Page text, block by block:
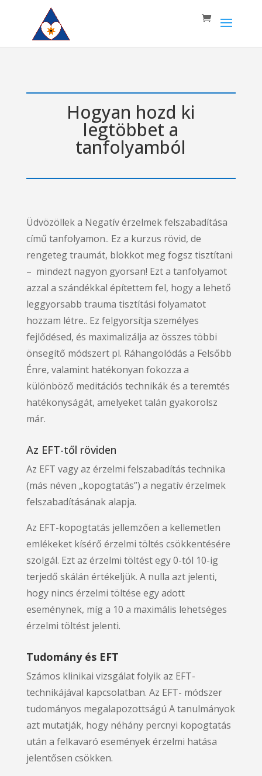
Hogyan hozd ki
legtöbbet a
tanfolyamból
Üdvözöllek a Negatív érzelmek felszabadítása
című tanfolyamon.. Ez a kurzus rövid, de
rengeteg traumát, blokkot meg fogsz tisztítani
– mindezt nagyon gyorsan! Ezt a tanfolyamot
azzal a szándékkal építettem fel, hogy a lehető
leggyorsabb trauma tisztítási folyamatot
hozzam létre.. Ez felgyorsítja személyes
fejlődésed, és maximalizálja az összes többi
önsegítő módszert pl. Ráhangolódás a Felsőbb
Énre, valamint hatékonyan fokozza a
különböző meditációs technikák és a teremtés
hatékonyságát, amelyeket talán gyakorolsz
már.
Az EFT-től röviden
Az EFT vagy az érzelmi felszabadítás technika
(más néven „kopogtatás”) a negatív érzelmek
felszabadításának alapja.
Az EFT-kopogtatás jellemzően a kellemetlen
emlékeket kísérő érzelmi töltés csökkentésére
szolgál. Ezt az érzelmi töltést egy 0-tól 10-ig
terjedő skálán értékeljük. A nulla azt jelenti,
hogy nincs érzelmi töltése egy adott
eseménynek, míg a 10 a maximális lehetséges
érzelmi töltést jelenti.
Tudomány és EFT
Számos klinikai vizsgálat folyik az EFT-
technikájával kapcsolatban. Az EFT- módszer
tudományos megalapozottságú A tanulmányok
azt mutatják, hogy néhány percnyi kopogtatás
után a felkavaró események érzelmi hatása
jelentősen csökken.